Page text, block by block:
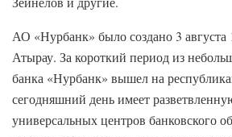
АО «Нурбанк» было создано 3 августа
Атырау. За короткий период из
банка «Нурбанк» вышел на
сегодняшний день имеет
универсальных центров банковского